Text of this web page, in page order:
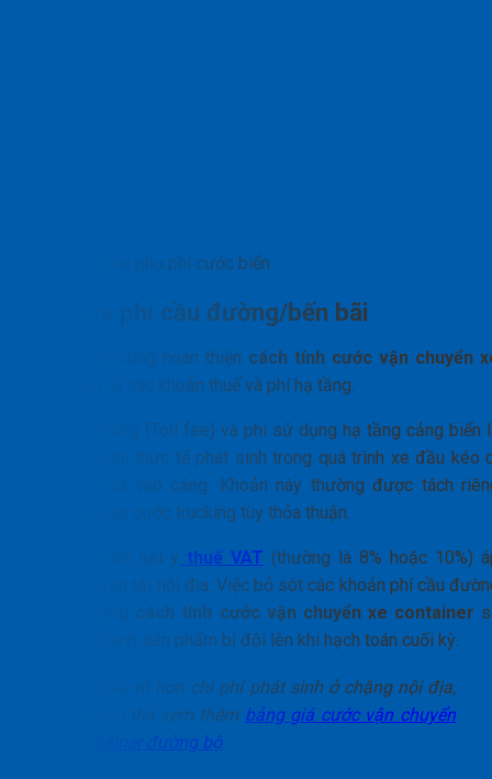
Các loại phụ phí cước biển
Thuế và phí cầu đường/bến bãi
Yếu tố cuối cùng hoàn thiện cách tính cước vận chuyển
là các khoản thuế và phí hạ tầng.
Phí cầu đường (Toll fee) và phí sử dụng hạ tầng cảng biển
những chi phí thực tế phát sinh trong quá trình xe đầu kéo
chuyển và ra vào cảng. Khoản này thường được tách
hoặc gộp vào cước trucking tùy thỏa thuận.
Ngoài ra, cần lưu ý thuế VAT (thường là 8% hoặc 10%)
dụng cho vận tải nội địa. Việc bỏ sót các khoản phí cầu
cách tính cước vận chuyển xe container
khiến giá thành sản phẩm bị đội lên khi hạch toán cuối kỳ.
Để hiểu rõ hơn chi phí phát sinh ở chặng nội địa,
bạn có thể xem thêm bảng giá cước vận chuyển
container đường bộ.